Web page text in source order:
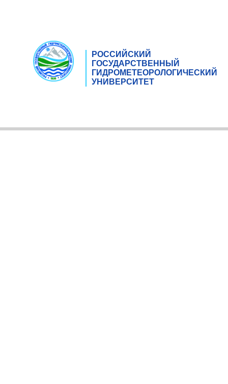
РОССИЙСКИЙ
ГОСУДАРСТВЕННЫЙ
ГИДРОМЕТЕОРОЛОГИЧЕСКИЙ
УНИВЕРСИТЕТ